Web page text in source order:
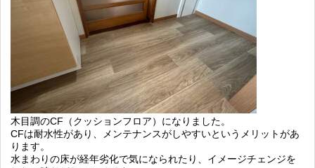
木目調のCF（クッションフロア）になりました。
CFは耐水性があり、メンテナンスがしやすいというメリットがあ
ります。
水まわりの床が経年劣化で気になられたり、イメージチェンジを